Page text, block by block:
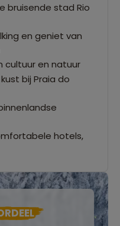
bruisende stad Rio
en geniet van
cultuur en natuur
bij Praia do
hotels,